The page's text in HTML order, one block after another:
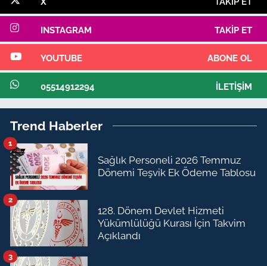
INSTAGRAM TAKIP ET
YOUTUBE ABONE OL
05514912294 İLETIŞIM
Trend Haberler
Sağlık Personeli 2026 Temmuz
Dönemi Teşvik Ek Ödeme Tablosu
1
128. Dönem Devlet Hizmeti
Yükümlülüğü Kurası İçin Takvim
Açıklandı
2
3